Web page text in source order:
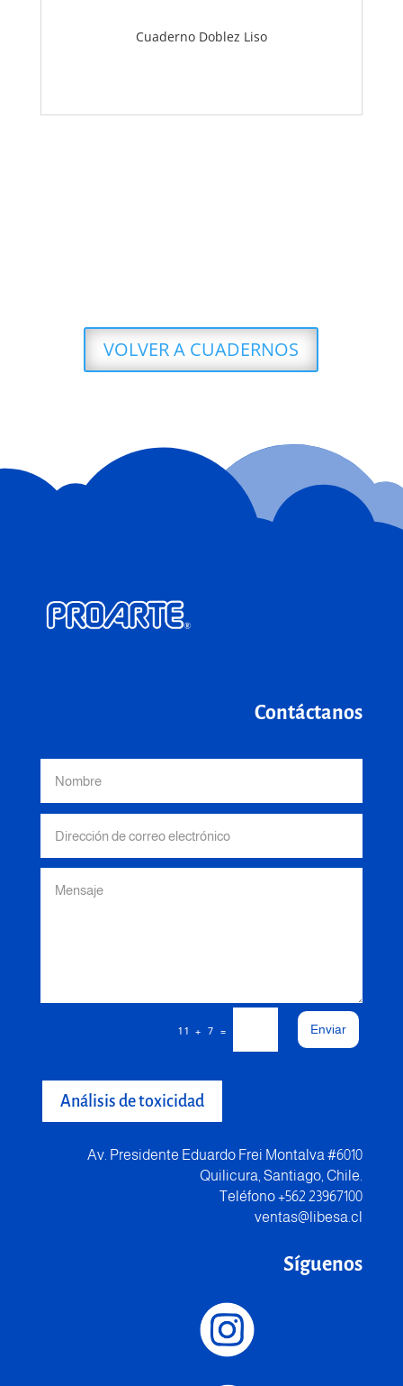
Cuaderno Doblez Liso
VOLVER A CUADERNOS
Contáctanos
11 + 7 = Enviar
Análisis de toxicidad
Av. Presidente Eduardo Frei Montalva #6010
Quilicura, Santiago, Chile.
Teléfono +562 23967100
ventas@libesa.cl
Síguenos